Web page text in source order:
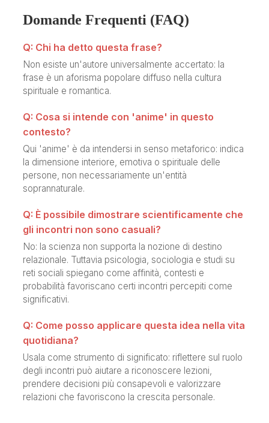
Domande Frequenti (FAQ)
Q: Chi ha detto questa frase?
Non esiste un'autore universalmente accertato: la
frase è un aforisma popolare diffuso nella cultura
spirituale e romantica.
Q: Cosa si intende con 'anime' in questo
contesto?
Qui 'anime' è da intendersi in senso metaforico: indica
la dimensione interiore, emotiva o spirituale delle
persone, non necessariamente un'entità
soprannaturale.
Q: È possibile dimostrare scientificamente che
gli incontri non sono casuali?
No: la scienza non supporta la nozione di destino
relazionale. Tuttavia psicologia, sociologia e studi su
reti sociali spiegano come affinità, contesti e
probabilità favoriscano certi incontri percepiti come
significativi.
Q: Come posso applicare questa idea nella vita
quotidiana?
Usala come strumento di significato: riflettere sul ruolo
degli incontri può aiutare a riconoscere lezioni,
prendere decisioni più consapevoli e valorizzare
relazioni che favoriscono la crescita personale.